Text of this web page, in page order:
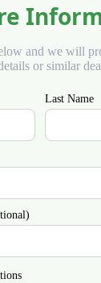
and we will
or similar
Last Name